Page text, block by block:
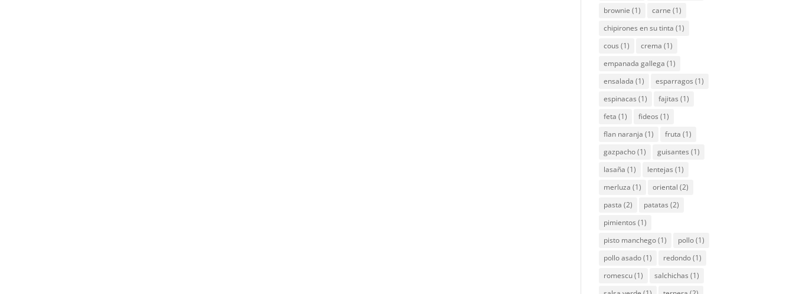
brownie (1) carne (1)
chipirones en su tinta (1)
cous (1) crema (1)
empanada gallega (1)
ensalada (1) esparragos (1)
espinacas (1) fajitas (1)
feta (1) fideos (1)
flan naranja (1) fruta (1)
gazpacho(1) guisantes (1)
lasaña (1) lentejas (1)
merluza (1) oriental (2)
pasta (2) patatas (2)
pimientos (1)
pisto manchego(1) pollo(1)
pollo asado(1) redondo(1)
romescu(1) salchichas (1)